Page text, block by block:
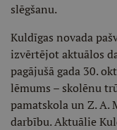
slēgšanu.
Kuldīgas novada
izvērtējot aktuālos
pagājušā gada 30.
lēmums – skolēnu
pamatskola un Z. A.
darbību. Aktuālie